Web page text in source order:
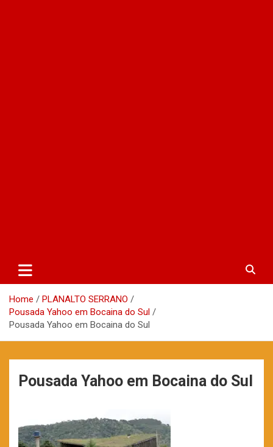
Home
PLANALTO SERRANO
Pousada Yahoo em Bocaina do Sul
Pousada Yahoo em Bocaina do Sul
Pousada Yahoo em Bocaina do Sul